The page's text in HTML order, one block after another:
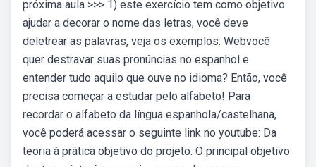
próxima aula >>> 1) este exercício tem como objetivo
ajudar a decorar o nome das letras, você deve
deletrear as palavras, veja os exemplos: Webvocê
quer destravar suas pronúncias no espanhol e
entender tudo aquilo que ouve no idioma? Então, você
precisa começar a estudar pelo alfabeto! Para
recordar o alfabeto da língua espanhola/castelhana,
você poderá acessar o seguinte link no youtube: Da
teoria à prática objetivo do projeto. O principal objetivo